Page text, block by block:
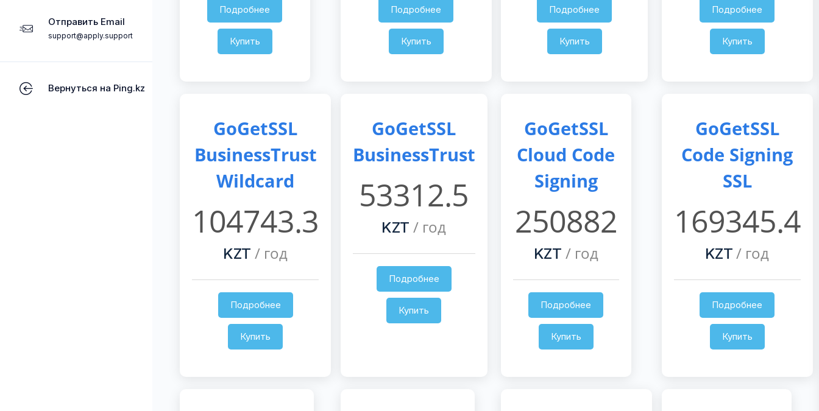
Отправить Email
support@apply.support
Вернуться на Ping.kz
Подробнее
Купить
Подробнее
Купить
Подробнее
Купить
Подробнее
Купить
GoGetSSL
BusinessTrust
Wildcard
104743.3
KZT / год
Подробнее
Купить
GoGetSSL
BusinessTrust
53312.5
KZT / год
Подробнее
Купить
GoGetSSL
Cloud Code
Signing
250882
KZT / год
Подробнее
Купить
GoGetSSL
Code Signing
SSL
169345.4
KZT / год
Подробнее
Купить